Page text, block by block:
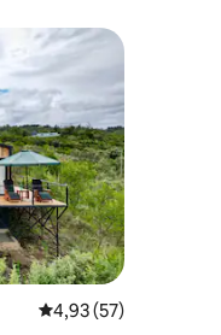
Μέση βαθμολογία:
4,93 (57)